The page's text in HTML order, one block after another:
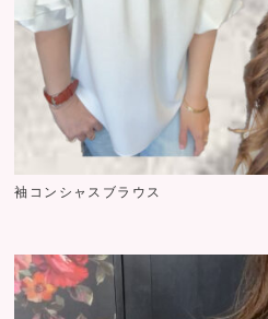
袖コンシャスブラウス